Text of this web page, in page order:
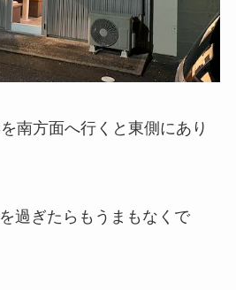
南方面へ行くと東側にあり
過ぎたらもうまもなくで